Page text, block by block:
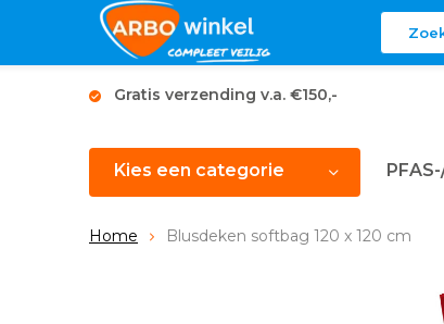
Gratis verzending v.a. €150,-
Kies een categorie
Home Blusdeken softbag 120 x 120 cm